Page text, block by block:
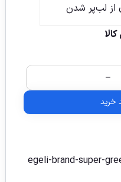
از لب‌پر شدن
خرید
egeli-brand-super-